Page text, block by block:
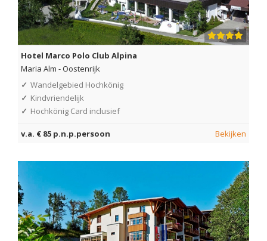
Hotel Marco Polo Club Alpina
Maria Alm -Oostenrijk
✓ Wandelgebied Hochkönig
✓ Kindvriendelijk
✓ Hochkönig Card inclusief
v.a. € 85 p.n.p.persoon Bekijken